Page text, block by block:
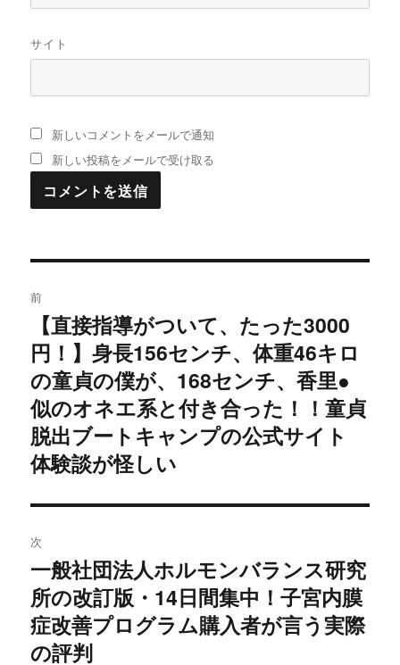
サイト
新しいコメントをメールで通知
新しい投稿をメールで受け取る
稿
ナ
ビ
ゲ
ー
シ
ョ
ン
前
去
の
投
稿:
【直接指導がついて、たった3000
円！】身長156センチ、体重46キロ
の童貞の僕が、168センチ、香里●
似のオネエ系と付き合った！！童貞
脱出ブートキャンプの公式サイト
体験談が怪しい
次
次
の
投
稿:
一般社団法人ホルモンバランス研究
所の改訂版・14日間集中！子宮内膜
症改善プログラム購入者が言う実際
の評判